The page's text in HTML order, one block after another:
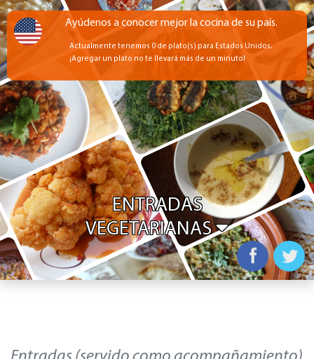
ENTRADAS
VEGETARIANAS
Ayúdenos a conocer mejor la cocina de su país.
Actualmente tenemos 0 de plato(s) para Estados Unidos.
¡Agregar un plato no te llevará más de un minuto!